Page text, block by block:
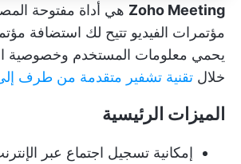
Zoho Meeting هي أداة مفتوحة
مؤتمرات الفيديو تتيح لك استضافة
يحمي معلومات المستخدم وخصوصية
خلال تقنية تشفير متقدمة من طرف
الميزات الرئيسية
إمكانية تسجيل اجتماع عبر